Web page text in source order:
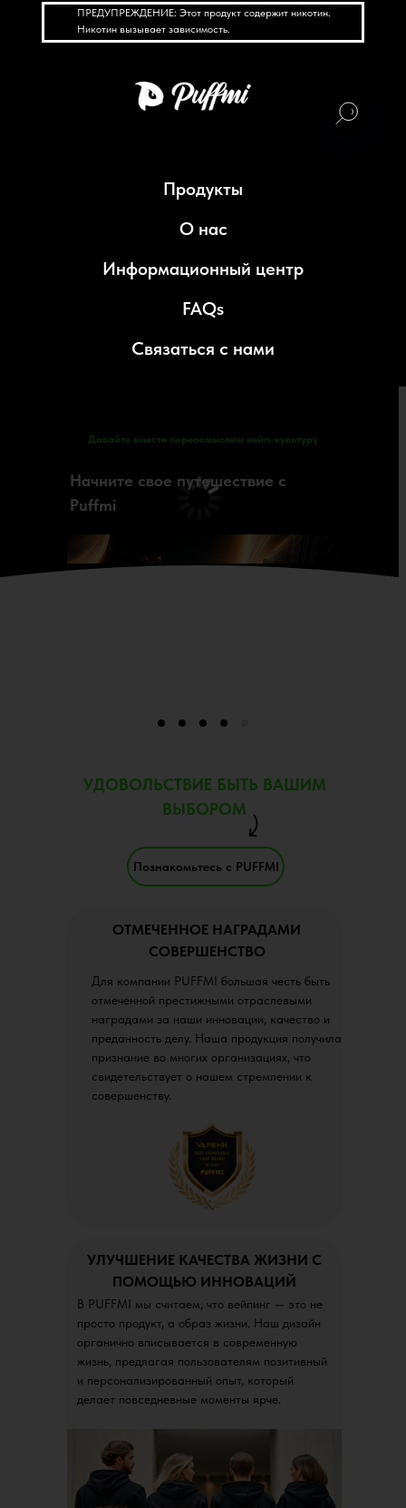
ПРЕДУПРЕЖДЕНИЕ: Этот продукт содержит никотин.
Никотин вызывает зависимость.
Продукты
О нас
Информационный центр
FAQs
Связаться с нами
Давайте вместе переосмыслим вейп-культуру
Начните свое путешествие с
Puffmi
Для компании PUFFMI большая честь быть
отмеченной престижными отраслевыми
наградами за наши инновации, качество и
преданность делу. Наша продукция получила
признание во многих организациях, что
свидетельствует о нашем стремлении к
совершенству.
ОТМЕЧЕННОЕ НАГРАДАМИ
СОВЕРШЕНСТВО
В PUFFMI мы считаем, что вейпинг — это не
просто продукт, а образ жизни. Наш дизайн
органично вписывается в современную
жизнь, предлагая пользователям позитивный
и персонализированный опыт, который
делает повседневные моменты ярче.
УЛУЧШЕНИЕ КАЧЕСТВА ЖИЗНИ С
ПОМОЩЬЮ ИННОВАЦИЙ
УДОВОЛЬСТВИЕ БЫТЬ ВАШИМ
ВЫБОРОМ
Познакомьтесь с PUFFMI